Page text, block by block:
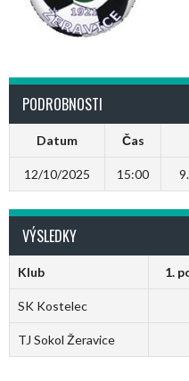
PODROBNOSTI
Datum Čas
12/10/2025 15:00
VÝSLEDKY
Klub 1.
SK Kostelec
TJ Sokol Žeravice